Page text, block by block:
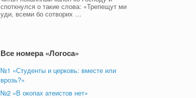
споткнулся о такие слова: «Трепещут ми
уди, всеми бо сотворих …
Все номера «Логоса»
№1 «Студенты и церковь: вместе или
врозь?»
№2 «В окопах атеистов нет»